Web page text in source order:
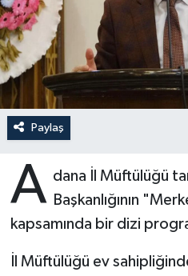
Paylaş
A dana İl Müftülüğü
Başkanlığının
kapsamında bir dizi
İl Müftülüğü ev
Artvin Müftülüğü
Aydın Müftülüğü
Balıkesir Müftülüğü
Bartın Müftülüğü
Batman Müftülüğü
Bayburt Müftülüğü
Bilecik Müftülüğü
Kurban
Mukabele
Peygamberimizin
Ramazan
Sahabeler
Zekat
DİYANET AKADEMİ
DİYANET GENÇLİK
DİYANET RADYO/TV
DEPREM
Dünya
Eğitim
Kültür-Sanat